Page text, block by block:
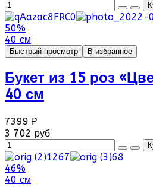
50%
40 см
Быстрый просмотр В избранное
Букет из 15 роз
40 см
7399 ₽
3 702 руб
46%
40 см